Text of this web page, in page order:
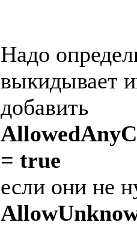
Надо
выкидывает
добавить
= true
если они не